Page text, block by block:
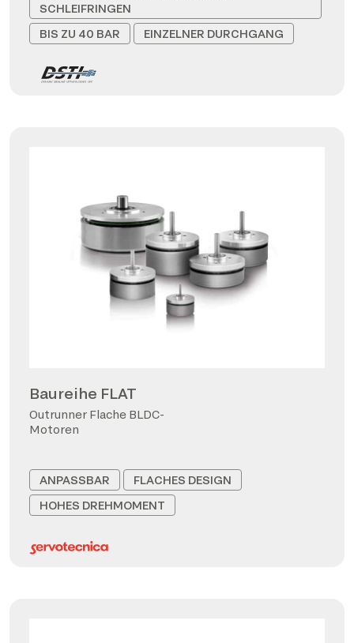
SCHLEIFRINGEN
BIS ZU 40 BAR
EINZELNER DURCHGANG
Baureihe FLAT
Outrunner Flache BLDC-
Motoren
ANPASSBAR
FLACHES DESIGN
HOHES DREHMOMENT